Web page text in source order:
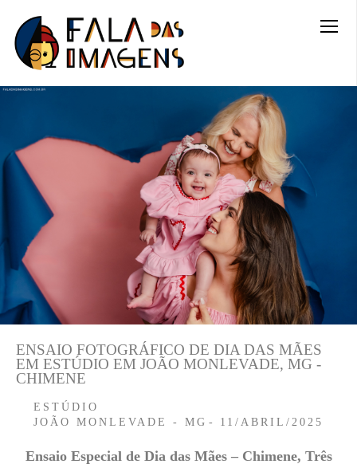
ESTÚDIO
JOÃO MONLEVADE - MG
11/ABRIL/2025
ENSAIO FOTOGRÁFICO DE DIA DAS MÃES
EM ESTÚDIO EM JOÃO MONLEVADE, MG -
CHIMENE
Ensaio Especial de Dia das Mães – Chimene, Três